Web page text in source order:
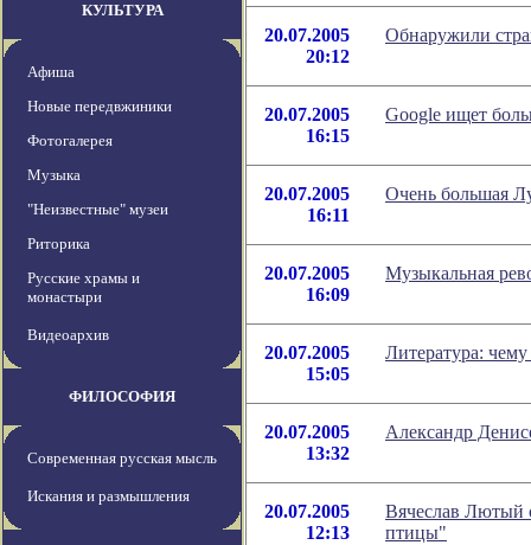
КУЛЬТУРА
Афиша
Новые передвжиники
Фотогалерея
Музыка
"Неизвестные" музеи
Риторика
Русские храмы и
монастыри
Видеоархив
ФИЛОСОФИЯ
Современная русская мысль
Искания и размышления
20.07.2005
20:12
Обнаружили
20.07.2005
16:15
Google ищет
20.07.2005
16:11
Очень большая
20.07.2005
16:09
Музыкальная
20.07.2005
15:05
Литература:
20.07.2005
13:32
Александр
20.07.2005
12:13
Вячеслав Лютый
птицы"